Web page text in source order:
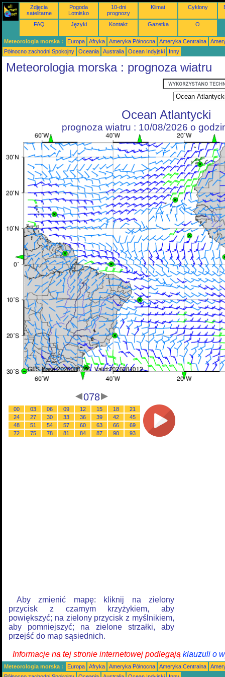
Zdjęcia
satelitarne
Pogoda
Lotnisko
10-dni
prognozy
Klimat Cyklony
FAQ Języki Kontakt Gazetka O
Meteorologia morska : Europa Afryka Ameryka Północna Ameryka Centralna
Północno zachodni Spokojny
Oceania Australia Ocean Indyjski Inny
Meteorologia morska : prognoza wiatru
Ocean Atlantycki
prognoza wiatru : 10/08/2026 o
078
00 03 06 09 12 15 18
21
24
27 30 33 36 39 42
45
48
51 54 57 60 63 66
69
72
75 78 81 84 87 90 93
Aby zmienić mapę: kliknij na zielony
przycisk z czarnym krzyżykiem, aby
powiększyć; na zielony przycisk z myślnikiem,
aby pomniejszyć; na zielone strzałki, aby
przejść do map sąsiednich.
Informacje na tej stronie internetowej podlegają klauzuli o
Meteorologia morska : Europa Afryka Ameryka Północna Ameryka Centralna